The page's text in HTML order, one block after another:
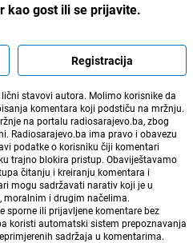
kao gost ili se prijavite.
Registracija
stavovi autora. Molimo korisnike da
komentara koji podstiču na mržnju.
na portalu radiosarajevo.ba, zbog
Radiosarajevo.ba ima pravo i obavezu
podatke o korisniku čiji komentari
trajno blokira pristup. Obaviještavamo
čitanju i kreiranju komentara i
mogu sadržavati narativ koji je u
moralnim i drugim načelima.
sporne ili prijavljene komentare bez
koristi automatski sistem prepoznavanja
sadržaja u komentarima.